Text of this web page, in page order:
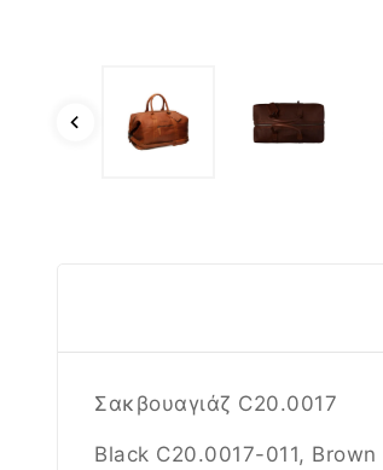
Σακβουαγιάζ C20.0017
Black C20.0017-011, Brown